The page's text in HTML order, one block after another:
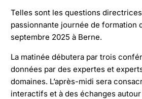
Telles sont les questions
passionnante journée de formation
septembre 2025 à Berne.
La matinée débutera par trois
données par des expertes et
domaines. L’après-midi sera
interactifs et à des échanges